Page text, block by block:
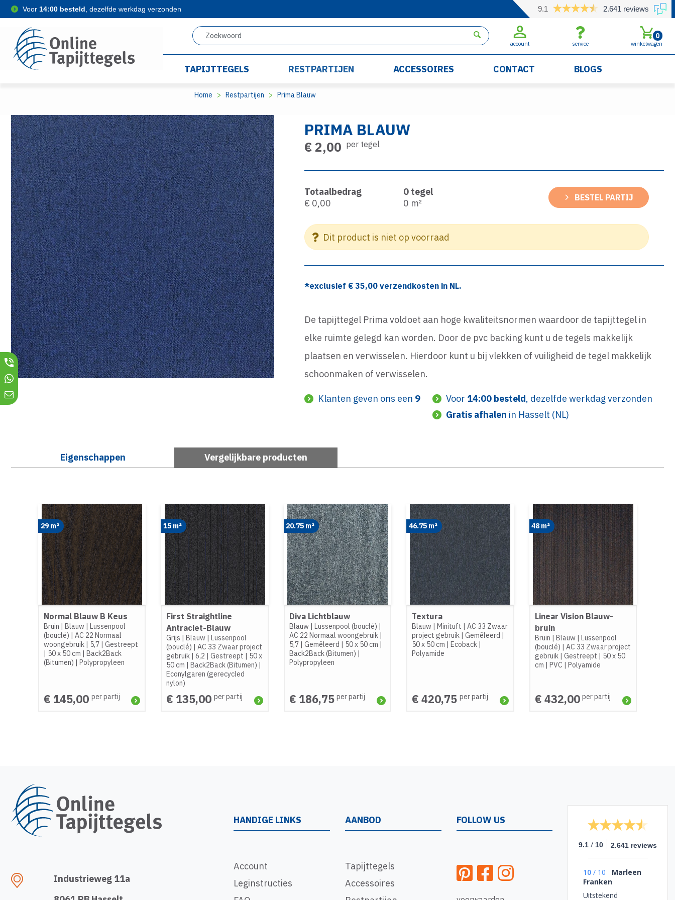
Voor 14:00 besteld , dezelfde werkdag verzonden 9.1 2.641 reviews
account service winkelwagen
0
TAPIJTTEGELS RESTPARTIJEN ACCESSOIRES CONTACT BLOGS
Home Restpartijen Prima Blauw
PRIMA BLAUW
€ 2,00 per tegel
Totaalbedrag
€ 0,00
0 tegel
0 m² BESTEL PARTIJ
Dit product is niet op voorraad
*exclusief €35,00 verzendkosten in NL.
De tapijttegel Prima voldoet aan hoge kwaliteitsnormen waardoor de tapijttegel in
elke ruimte gelegd kan worden. Door de pvc backing kunt u de tegels makkelijk
plaatsen en verwisselen. Hierdoor kunt u bij vlekken of vuiligheid de tegel makkelijk
schoonmaken of verwisselen.
Klanten geven ons een 9 Voor 14:00 besteld, dezelfde werkdag verzonden
Gratis afhalen in Hasselt (NL)
Eigenschappen Vergelijkbare producten
29 m²
Normal Blauw B Keus
Bruin | Blauw | Lussenpool
(bouclé) | AC 22 Normaal
woongebruik | 5,7 | Gestreept
| 50 x 50 cm | Back2Back
(Bitumen) | Polypropyleen
€ 145,00 per partij
15 m²
First Straightline
Antraciet-Blauw
Grijs |Blauw |Lussenpool
(bouclé) |AC 33 Zwaar project
gebruik |6,2 |Gestreept | 50 x
50 cm |Back2Back (Bitumen) |
Econylgaren (gerecycled
nylon)
€ 135,00 per partij
20.75 m²
Diva Lichtblauw
Blauw| Lussenpool (bouclé) |
AC 22 Normaal woongebruik|
5,7| Gemêleerd | 50 x 50 cm |
Back2Back (Bitumen) |
Polypropyleen
€ 186,75 per partij
46.75 m²
Textura
Blauw |Minituft |AC 33 Zwaar
project gebruik |Gemêleerd |
50 x 50 cm |Ecoback |
Polyamide
€ 420,75 per partij
48 m²
Linear Vision Blauw-
bruin
Bruin | Blauw| Lussenpool
(bouclé) | AC 33 Zwaar project
gebruik| Gestreept | 50 x 50
cm | PVC | Polyamide
€ 432,00 per partij
Industrieweg 11a
HANDIGE LINKS
Account
Leginstructies
AANBOD
Tapijttegels
Accessoires
FOLLOW US
9.1 / 10 2.641 reviews
10 / 10
Marleen
Franken
Uitstekend